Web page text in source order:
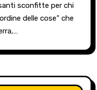
sconfitte per chi
delle cose“ che